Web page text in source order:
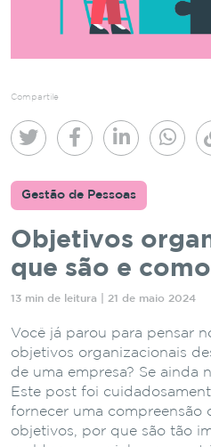
Compartile
Gestão de Pessoas
Objetivos
que são e
13 min de leitura | 21 de maio 2024
Você já parou para pensar
objetivos organizacionais
de uma empresa? Se ainda
Este post foi
fornecer uma compreensão
objetivos, por que são tão